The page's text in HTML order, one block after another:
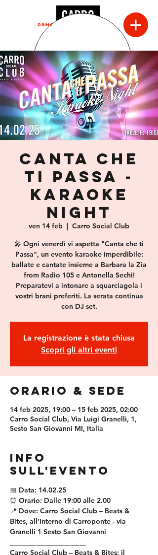
DRINK
CANTA CHE
TI PASSA -
Karaoke
night
ven 14 feb
  |
Carro Social Club
🎤 Ogni venerdì vi aspetta "Canta che ti
Passa", un evento karaoke imperdibile:
ballate e cantate insieme a Barbara la Zia
from Radio 105 e Antonella Sechi!
Preparatevi a intonare a squarciagola i
vostri brani preferiti. La serata continua
con DJ set.
La registrazione è stata chiusa
Scopri gli altri eventi
Orario & Sede
14 feb 2025, 19:00 – 15 feb 2025, 02:00
Carro Social Club, Via Luigi Granelli, 1,
Sesto San Giovanni MI, Italia
Info
sull'evento
📅 Data: 14.02.25
⏰ Orario: Dalle 19:00 alle 2.00
📍 Dove: Carro Social Club – Beats &
Bites, all’interno di Carroponte - via
Granelli 1 Sesto San Giovanni
Carro Social Club – Beats & Bites: il